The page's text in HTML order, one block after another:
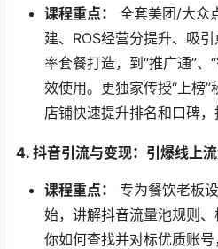
课程重点：​
全套美团/大众
建、ROS经营分提升、吸
率套餐打造，到“推广通”、
效使用。更独家传授“上榜
店铺快速提升排名和口碑，
4. 抖音引流与变现：引爆线上
课程重点：​
专为餐饮老板
始，讲解抖音流量池规则
你如何查找并对标优质账